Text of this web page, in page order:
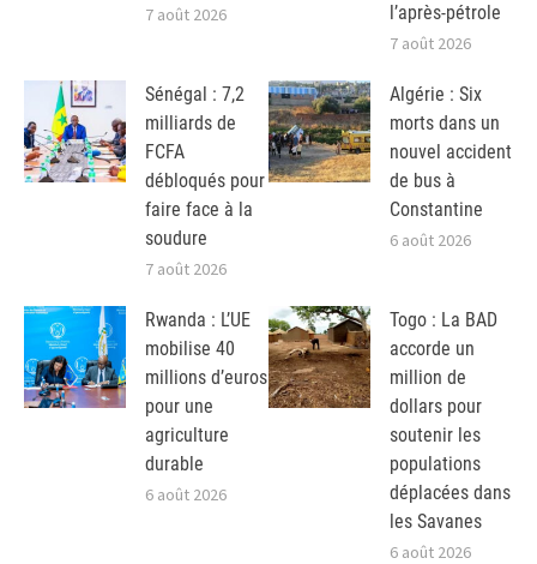
7 août 2026
l’après-pétrole
7 août 2026
Sénégal : 7,2
milliards de
FCFA
débloqués pour
faire face à la
soudure
7 août 2026
Algérie : Six
morts dans un
nouvel accident
de bus à
Constantine
6 août 2026
Rwanda : L’UE
mobilise 40
millions d’euros
pour une
agriculture
durable
6 août 2026
Togo : La BAD
accorde un
million de
dollars pour
soutenir les
populations
déplacées dans
les Savanes
6 août 2026